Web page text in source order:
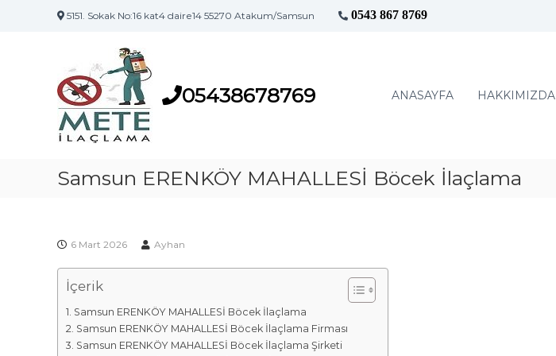
5151. Sokak No:16 kat4 daire14 55270 Atakum/Samsun 0543 867 8769
s
l
a
m
F
i
r
u
n
ç
a
a
M
a
05438678769 ANASAYFA HAKKIMIZDA
Samsun ERENKÖY MAHALLESİ Böcek İlaçlama
6 Mart 2026 Ayhan
İçerik
Samsun ERENKÖY MAHALLESİ Böcek İlaçlama
Samsun ERENKÖY MAHALLESİ Böcek İlaçlama Firması
Samsun ERENKÖY MAHALLESİ Böcek İlaçlama Şirketi